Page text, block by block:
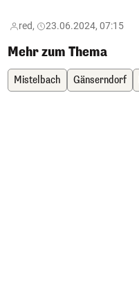
red, 23.06.2024, 07:15
Mehr zum Thema
Mistelbach Gänserndorf